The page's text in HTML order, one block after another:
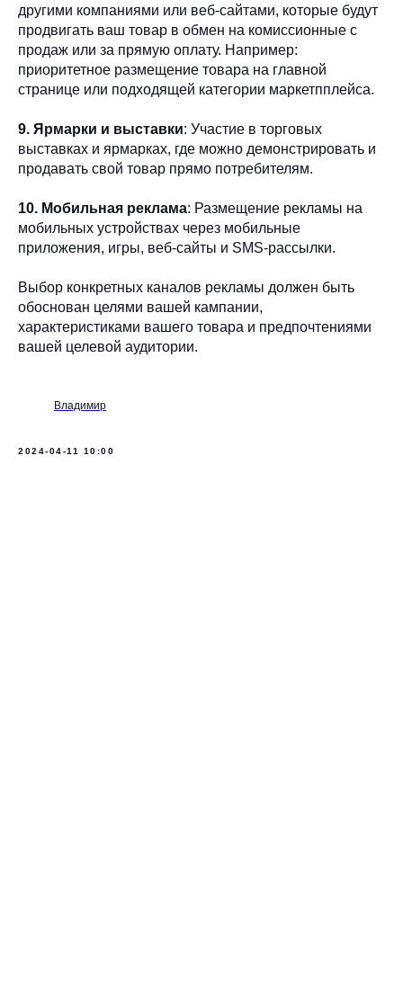
другими компаниями или веб-сайтами, которые будут
продвигать ваш товар в обмен на комиссионные с
продаж или за прямую оплату. Например:
приоритетное размещение товара на главной
странице или подходящей категории маркетпплейса.
9. Ярмарки и выставки: Участие в торговых
выставках и ярмарках, где можно демонстрировать и
продавать свой товар прямо потребителям.
10. Мобильная реклама: Размещение рекламы на
мобильных устройствах через мобильные
приложения, игры, веб-сайты и SMS-рассылки.
Выбор конкретных каналов рекламы должен быть
обоснован целями вашей кампании,
характеристиками вашего товара и предпочтениями
вашей целевой аудитории.
Владимир
2024-04-11 10:00